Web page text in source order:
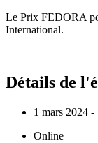
Le Prix FEDORA
International.
Détails de
1 mars 2024
Online